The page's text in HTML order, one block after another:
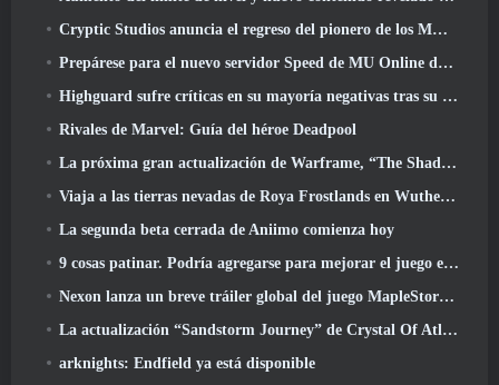
Cryptic Studios anuncia el regreso del pionero de los MMO Jack Emmert como director ejecutivo
Prepárese para el nuevo servidor Speed ​​de MU Online durante el evento previo
Highguard sufre críticas en su mayoría negativas tras su lanzamiento
Rivales de Marvel: Guía del héroe Deadpool
La próxima gran actualización de Warframe, “The Shadowgrapher” llegará en marzo
Viaja a las tierras nevadas de Roya Frostlands en Wuthering Waves Próxima versión 3.1
La segunda beta cerrada de Aniimo comienza hoy
9 cosas patinar. Podría agregarse para mejorar el juego en 2026
Nexon lanza un breve tráiler global del juego MapleStory Classic World
La actualización “Sandstorm Journey” de Crystal Of Atlan eleva el límite de nivel a 70
arknights: Endfield ya está disponible